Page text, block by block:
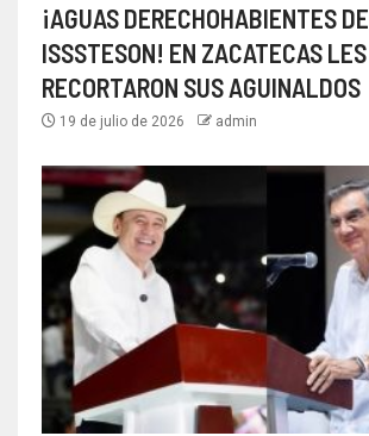
¡AGUAS DERECHOHABIENTES DE
ISSSTESON! EN ZACATECAS LES
RECORTARON SUS AGUINALDOS
19 de julio de 2026 admin